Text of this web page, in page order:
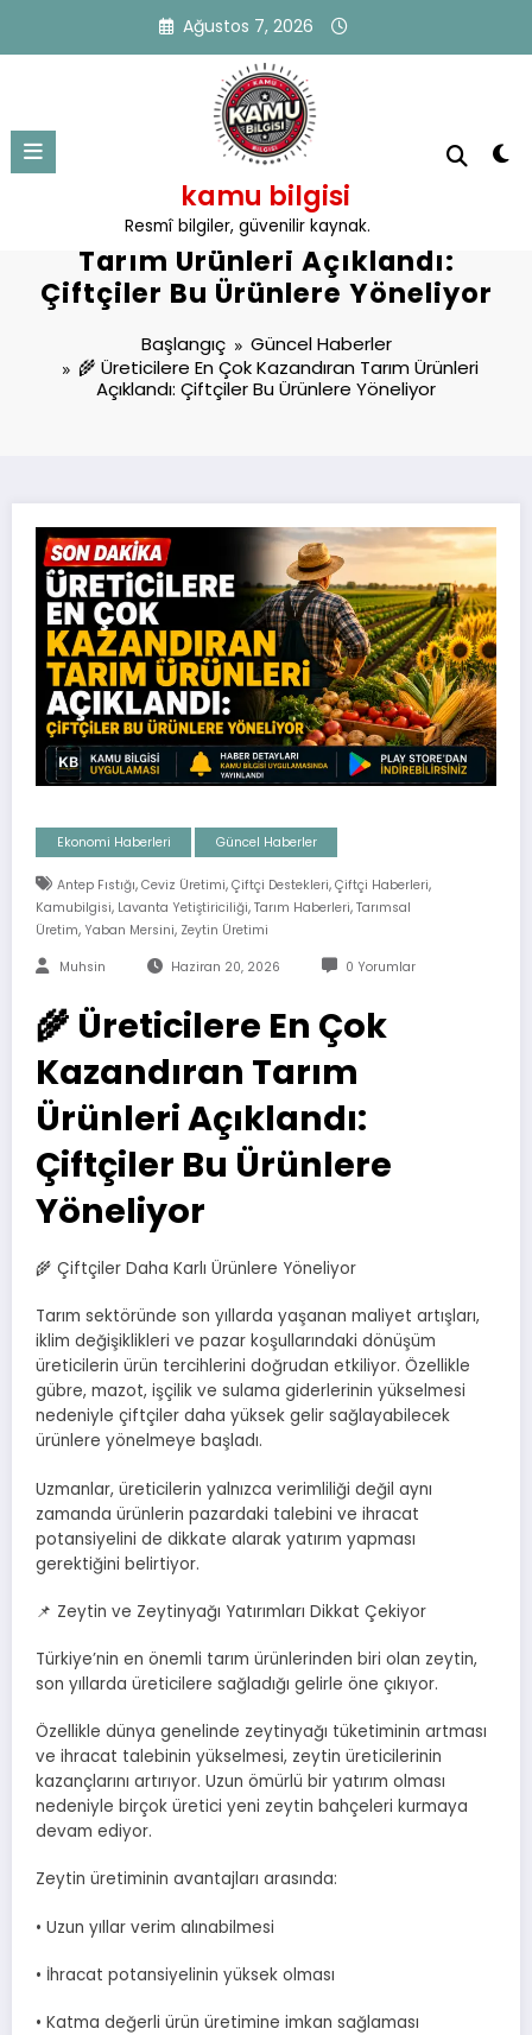
Ağustos 7, 2026
kamu bilgisi
Resmî bilgiler, güvenilir kaynak.
🌾 Üreticilere En Çok Kazandıran
Tarım Ürünleri Açıklandı:
Çiftçiler Bu Ürünlere Yöneliyor
Başlangıç
Güncel Haberler
🌾 Üreticilere En Çok Kazandıran Tarım Ürünleri
Açıklandı: Çiftçiler Bu Ürünlere Yöneliyor
Ekonomi Haberleri Güncel Haberler
Antep Fıstığı, Ceviz Üretimi, Çiftçi Destekleri, Çiftçi Haberleri,
Kamubilgisi, Lavanta Yetiştiriciliği, Tarım Haberleri, Tarımsal
Üretim, Yaban Mersini, Zeytin Üretimi
Muhsin Haziran 20, 2026 0 Yorumlar
🌾 Üreticilere En Çok
Kazandıran Tarım
Ürünleri Açıklandı:
Çiftçiler Bu Ürünlere
Yöneliyor
🌾 Çiftçiler Daha Karlı Ürünlere Yöneliyor
Tarım sektöründe son yıllarda yaşanan maliyet artışları,
iklim değişiklikleri ve pazar koşullarındaki dönüşüm
üreticilerin ürün tercihlerini doğrudan etkiliyor. Özellikle
gübre, mazot, işçilik ve sulama giderlerinin yükselmesi
nedeniyle çiftçiler daha yüksek gelir sağlayabilecek
ürünlere yönelmeye başladı.
Uzmanlar, üreticilerin yalnızca verimliliği değil aynı
zamanda ürünlerin pazardaki talebini ve ihracat
potansiyelini de dikkate alarak yatırım yapması
gerektiğini belirtiyor.
📌 Zeytin ve Zeytinyağı Yatırımları Dikkat Çekiyor
Türkiye’nin en önemli tarım ürünlerinden biri olan zeytin,
son yıllarda üreticilere sağladığı gelirle öne çıkıyor.
Özellikle dünya genelinde zeytinyağı tüketiminin artması
ve ihracat talebinin yükselmesi, zeytin üreticilerinin
kazançlarını artırıyor. Uzun ömürlü bir yatırım olması
nedeniyle birçok üretici yeni zeytin bahçeleri kurmaya
devam ediyor.
Zeytin üretiminin avantajları arasında:
• Uzun yıllar verim alınabilmesi
• İhracat potansiyelinin yüksek olması
• Katma değerli ürün üretimine imkan sağlaması